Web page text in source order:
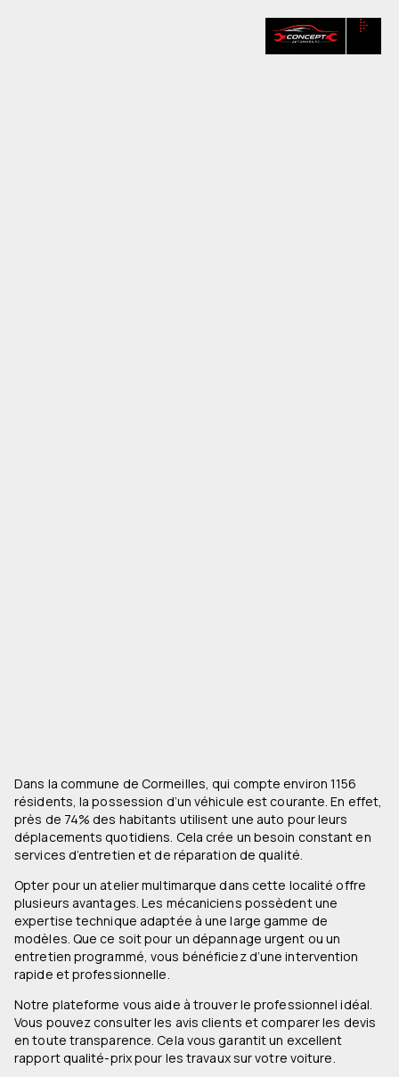
Dans la commune de Cormeilles, qui compte environ 1156
résidents, la possession d’un véhicule est courante. En effet,
près de 74% des habitants utilisent une auto pour leurs
déplacements quotidiens. Cela crée un besoin constant en
services d’entretien et de réparation de qualité.
Opter pour un atelier multimarque dans cette localité offre
plusieurs avantages. Les mécaniciens possèdent une
expertise technique adaptée à une large gamme de
modèles. Que ce soit pour un dépannage urgent ou un
entretien programmé, vous bénéficiez d’une intervention
rapide et professionnelle.
Notre plateforme vous aide à trouver le professionnel idéal.
Vous pouvez consulter les avis clients et comparer les devis
en toute transparence. Cela vous garantit un excellent
rapport qualité-prix pour les travaux sur votre voiture.